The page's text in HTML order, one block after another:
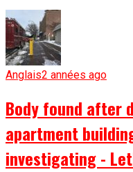
Anglais2 années ago
Body found after
apartment
investigating -